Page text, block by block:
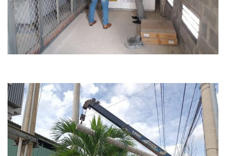
XÂY LẮP ĐIỆN QUANG ANH THI
CÔNG ĐẤU NỐI TRẠM NỀN